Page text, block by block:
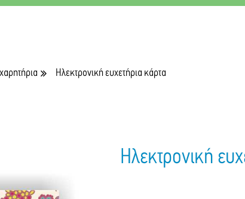
Ηλεκτρονική ευχετήρια κάρτα
Ηλεκτρονική